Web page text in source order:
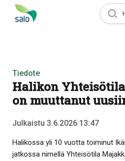
Tiedote
Halikon
on muuttanut
Julkaistu 3.6.2026 13:47
Halikossa yli 10 vuotta toiminut
jatkossa nimellä Yhteisötila